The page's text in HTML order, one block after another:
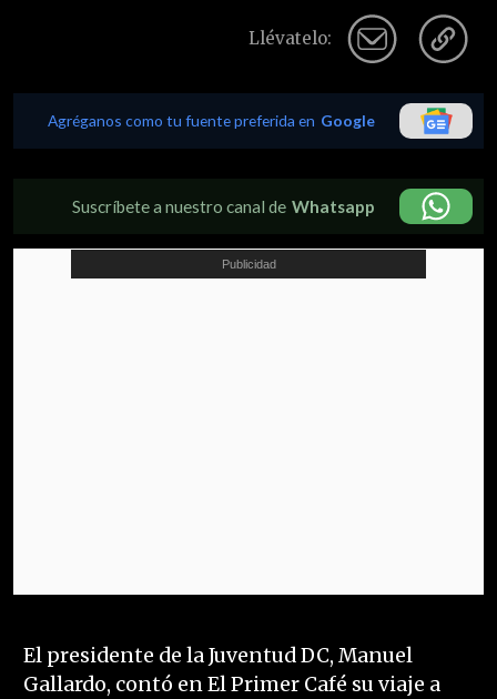
Llévatelo:
Agréganos como tu fuente preferida en Google
Suscríbete a nuestro canal de Whatsapp
El presidente de la Juventud DC, Manuel
Gallardo, contó en El Primer Café su viaje a